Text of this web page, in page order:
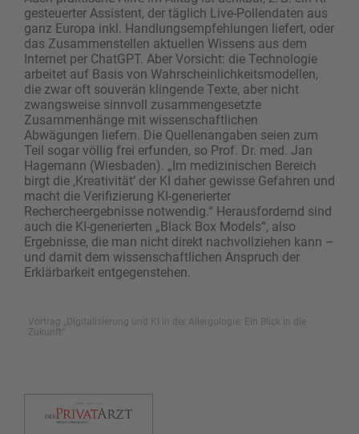
gesteuerter Assistent, der täglich Live-Pollendaten aus
ganz Europa inkl. Handlungsempfehlungen liefert, oder
das Zusammen­stellen aktuellen Wissens aus dem
Internet per ChatGPT. Aber Vorsicht: die Technologie
arbeitet auf Basis von Wahrscheinlichkeitsmodellen,
die zwar oft souverän klingende Texte, aber nicht
zwangsweise sinnvoll ­zusammengesetzte
Zusammenhänge mit ­wissenschaftlichen
Abwägungen liefern. Die Quellen­angaben seien zum
Teil sogar völlig frei erfunden, so Prof. Dr. med. Jan
Hagemann (Wiesbaden). „Im medi­zinischen Bereich
birgt die ‚Kreativität’ der KI daher gewisse Gefahren und
macht die Verifizierung KI-gene­rierter
Rechercheergebnisse notwendig.“ Herausfordernd sind
auch die KI-generierten „Black Box ­Models“, also
Ergebnisse, die man nicht direkt nachvollziehen kann –
und damit dem wissenschaftlichen Anspruch der
Erklärbarkeit entgegenstehen.
Vortrag „Digitalisierung und KI in der Allergologie: Ein Blick in die
Zukunft“